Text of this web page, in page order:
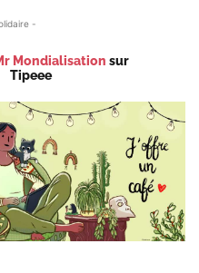
-
Mondialisation sur
Tipeee